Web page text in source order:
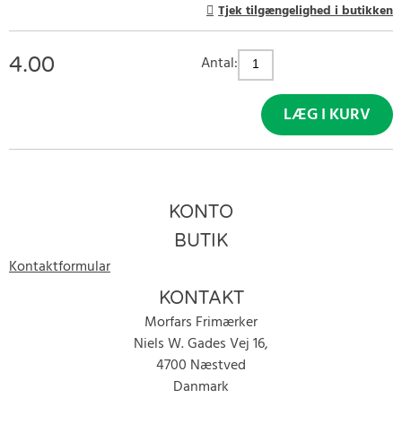
Tjek tilgængelighed i butikken
4.00 Antal:
LÆG I KURV
KONTO
BUTIK
Kontaktformular
KONTAKT
Morfars Frimærker
Niels W. Gades Vej 16,
4700 Næstved
Danmark